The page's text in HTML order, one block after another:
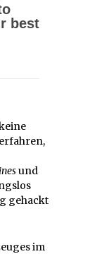
und
gehackt
im